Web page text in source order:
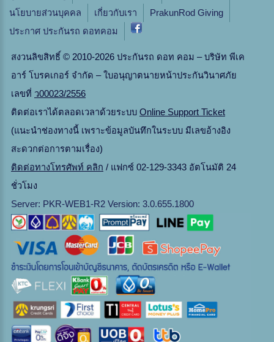
นโยบายส่วนบุคคล
เกี่ยวกับเรา
PrakunRod Giving
ประกาศ ประกันรถ ดอทคอม
สงวนลิขสิทธิ์ © 2010-2026 ประกันรถ ดอท คอม – บริษัท พีเค
อาร์ โบรคเกอร์ จำกัด – ใบอนุญาตนายหน้าประกันวินาศภัย
เลขที่ ว00023/2556
ติดต่อเราได้ตลอดเวลาด้วยระบบ Online Support Ticket
(แนะนำช่องทางนี้ เพราะข้อมูลบันทึกในระบบ มีเลขอ้างอิง
สะดวกต่อการตามเรื่อง)
ติดต่อทางโทรศัพท์ คลิก / แฟกซ์ 02-129-3343 อัตโนมัติ 24
ชั่วโมง
Server: PKR-WEB1-R2 Version: 3.0.655.1800